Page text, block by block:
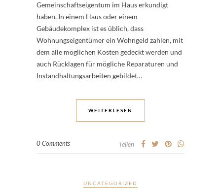
Gemeinschaftseigentum im Haus erkundigt
haben. In einem Haus oder einem
Gebäudekomplex ist es üblich, dass
Wohnungseigentümer ein Wohngeld zahlen, mit
dem alle möglichen Kosten gedeckt werden und
auch Rücklagen für mögliche Reparaturen und
Instandhaltungsarbeiten gebildet…
WEITERLESEN
0 Comments Teilen
UNCATEGORIZED